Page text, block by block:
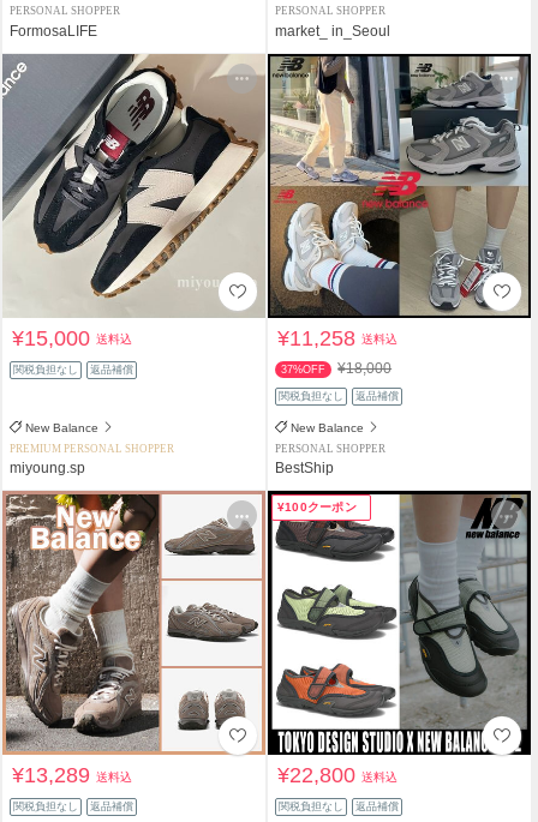
PERSONAL SHOPPER
FormosaLIFE
PERSONAL SHOPPER
market_ in_Seoul
¥15,000送料込
関税負担なし 返品補償
New Balance
PREMIUM PERSONAL SHOPPER
miyoung.sp
¥11,258送料込
37%OFF ¥18,000
関税負担なし 返品補償
New Balance
PERSONAL SHOPPER
BestShip
¥13,289送料込
関税負担なし 返品補償
¥100クーポン
¥22,800送料込
関税負担なし 返品補償